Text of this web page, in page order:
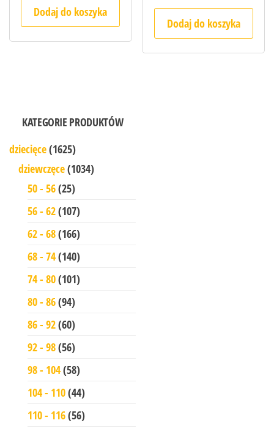
Dodaj do koszyka
Dodaj do koszyka
KATEGORIE PRODUKTÓW
dziecięce(1625)
dziewczęce(1034)
50 - 56(25)
56 - 62(107)
62 - 68(166)
68 - 74(140)
74 - 80(101)
80 - 86(94)
86 - 92(60)
92 - 98(56)
98 - 104(58)
104 - 110(44)
110 - 116(56)